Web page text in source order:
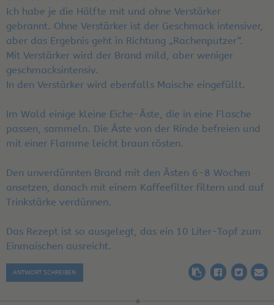
Ich habe je die Hälfte mit und ohne Verstärker
gebrannt. Ohne Verstärker ist der Geschmack intensiver,
aber das Ergebnis geht in Richtung „Rachenputzer“.
Mit Verstärker wird der Brand mild, aber weniger
geschmacksintensiv.
In den Verstärker wird ebenfalls Maische eingefüllt.
Im Wald einige kleine Eiche-Äste, die in eine Flasche
passen, sammeln. Die Äste von der Rinde befreien und
mit einer Flamme leicht braun rösten.
Den unverdünnten Brand mit den Ästen 6-8 Wochen
ansetzen, danach mit einem Kaffeefilter filtern und auf
Trinkstärke verdünnen.
Das Rezept ist so ausgelegt, das ein 10 Liter-Topf zum
Einmaischen ausreicht.
ANTWORT SCHREIBEN